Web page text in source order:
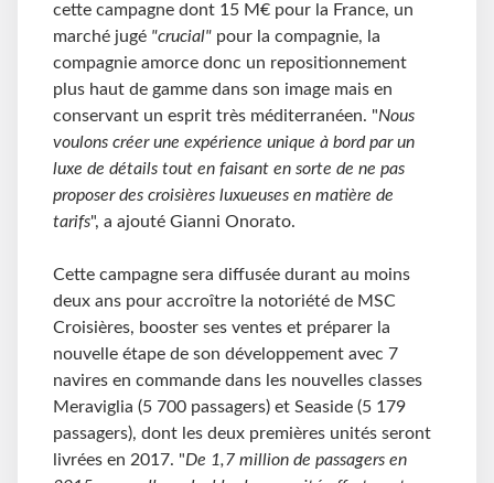
cette campagne dont 15 M€ pour la France, un
marché jugé "crucial" pour la compagnie, la
compagnie amorce donc un repositionnement
plus haut de gamme dans son image mais en
conservant un esprit très méditerranéen. "Nous
voulons créer une expérience unique à bord par un
luxe de détails tout en faisant en sorte de ne pas
proposer des croisières luxueuses en matière de
tarifs", a ajouté Gianni Onorato.
Cette campagne sera diffusée durant au moins
deux ans pour accroître la notoriété de MSC
Croisières, booster ses ventes et préparer la
nouvelle étape de son développement avec 7
navires en commande dans les nouvelles classes
Meraviglia (5 700 passagers) et Seaside (5 179
passagers), dont les deux premières unités seront
livrées en 2017. "De 1,7 million de passagers en